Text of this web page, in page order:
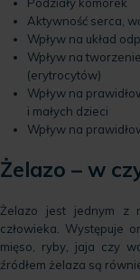
Aktywność serca,
Wpływ na układ
Wpływ na
(erytrocytów)
Wpływ na
i małych dzieci
Wpływ na
Żelazo – w
Żelazo jest jednym z
człowieka. Występuje
mięso, ryby, jaja czy
źródłem żelaza są